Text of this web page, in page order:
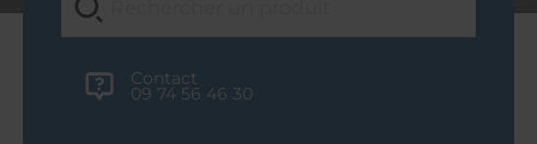
Contact
09 74 56 46 30